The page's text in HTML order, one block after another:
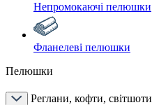
Непромокаючі пелюшки
Фланелеві пелюшки
Пелюшки
Реглани, кофти, світшоти